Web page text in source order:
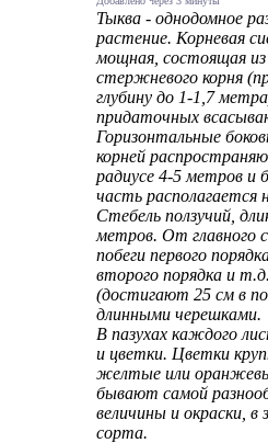
Тыква - однодомное
растение. Корневая
мощная, состоящая из
стержневого корня
глубину до 1-1,7
придаточных
Горизонтальные
корней
радиусе 4-5 метров и
часть располагается
Стебель ползучий,
метров. От главного
побеги первого
второго порядка и
(достигают 25 см в
длинными черешками.
В пазухах каждого
и цветки. Цветки
желтые или
бывают самой
величины и окраски,
сорта.